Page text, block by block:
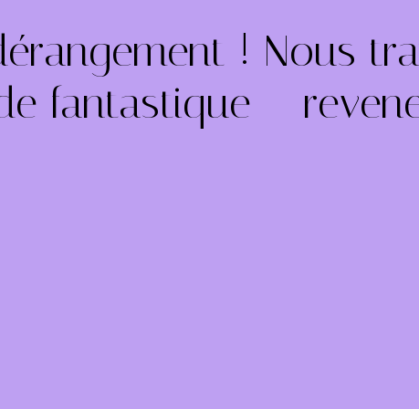
! Nous
fantastique –